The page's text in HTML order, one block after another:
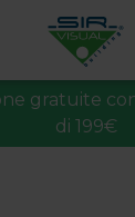
gratuite
di 199€